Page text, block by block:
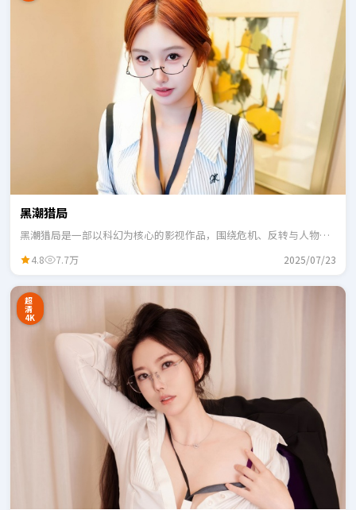
黑潮猎局
黑潮猎局是一部以科幻为核心的影视作品，围绕危机、反转与人物成
4.8 7.7万 2025/07/23
超
清
4K